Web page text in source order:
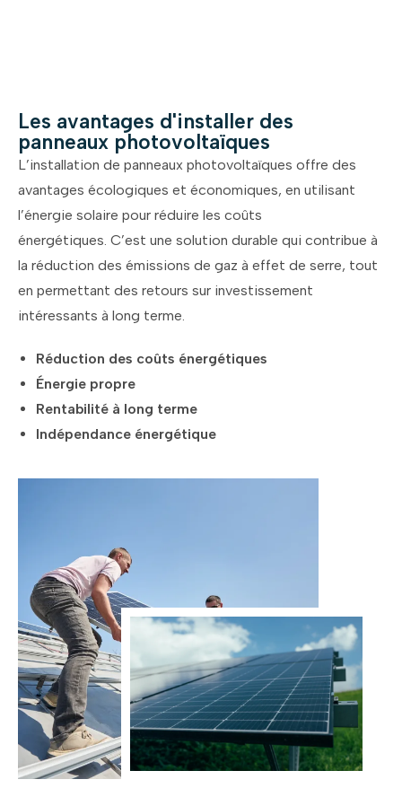
Les avantages d'installer des
panneaux photovoltaïques
L’installation de panneaux photovoltaïques offre des
avantages écologiques et économiques, en utilisant
l’énergie solaire pour réduire les coûts
énergétiques. C’est une solution durable qui contribue à
la réduction des émissions de gaz à effet de serre, tout
en permettant des retours sur investissement
intéressants à long terme.
Réduction des coûts énergétiques
Énergie propre
Rentabilité à long terme
Indépendance énergétique